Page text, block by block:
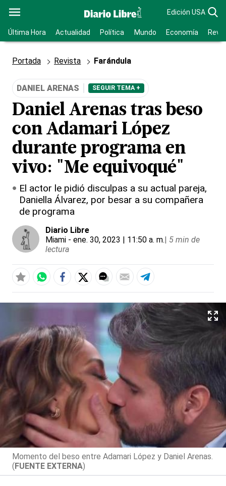
Edición USA
Última Hora Actualidad Política Mundo Economía
Portada Revista Farándula
DANIEL ARENAS SEGUIR TEMA +
Daniel Arenas tras beso
con Adamari López
durante programa en
vivo: "Me equivoqué"
El actor le pidió disculpas a su actual pareja,
Daniella Álvarez, por besar a su compañera
de programa
Diario Libre
Miami - ene. 30, 2023 | 11:50 a. m.| 5 min de
lectura
Momento del beso entre Adamari López y Daniel Arenas.
(FUENTE EXTERNA)